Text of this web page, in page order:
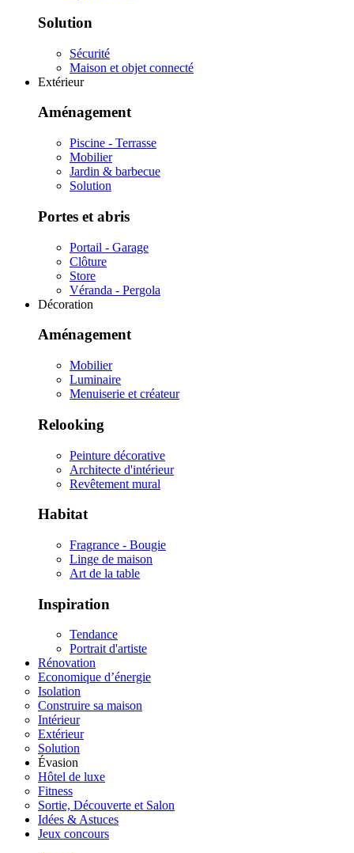
Solution
Sécurité
Maison et objet connecté
Extérieur
Aménagement
Piscine - Terrasse
Mobilier
Jardin & barbecue
Solution
Portes et abris
Portail - Garage
Clôture
Store
Véranda - Pergola
Décoration
Aménagement
Mobilier
Luminaire
Menuiserie et créateur
Relooking
Peinture décorative
Architecte d'intérieur
Revêtement mural
Habitat
Fragrance - Bougie
Linge de maison
Art de la table
Inspiration
Tendance
Portrait d'artiste
Rénovation
Economique d’énergie
Isolation
Construire sa maison
Intérieur
Extérieur
Solution
Évasion
Hôtel de luxe
Fitness
Sortie, Découverte et Salon
Idées & Astuces
Jeux concours